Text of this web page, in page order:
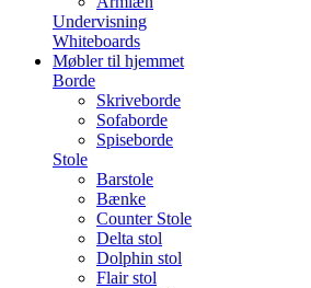
Undervisning
Whiteboards
Møbler til hjemmet
Borde
Skriveborde
Sofaborde
Spiseborde
Stole
Barstole
Bænke
Counter Stole
Delta stol
Dolphin stol
Flair stol